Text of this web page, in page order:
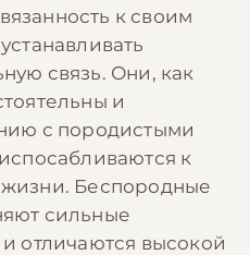
к своим
связь. Они, как
и
с породистыми
к
Беспородные
сильные
отличаются высокой